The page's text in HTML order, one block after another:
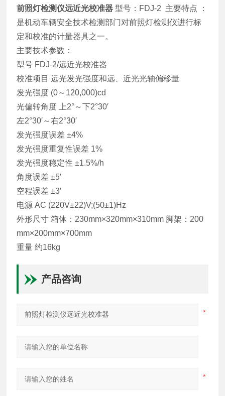
前照灯检测仪远近光校准器 型号：FDJ-2 主要特点 ：
是机动车辆安全技术检测部门对前照灯检测仪进行标
定和校准的计量器具之一。
主要技术参数：
型号 FDJ-2/远近光校准器
校准项目 远光发光强度和远、近光光轴偏移量
发光强度 (0～120,000)cd
光偏转角度 上2°～下2°30′
左2°30′～右2°30′
发光强度误差 ±4%
发光强度重复性误差 1%
发光强度稳定性 ±1.5%/h
角度误差 ±5′
空程误差 ±3′
电源 AC (220V±22)V;(50±1)Hz
外形尺寸 箱体：230mm×320mm×310mm 脚架：200
mm×200mm×700mm
重量 约16kg
产品咨询